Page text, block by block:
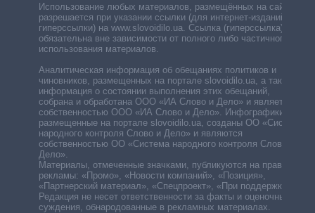
Использование любых материалов, размещённых на сайте,
разрешается при указании ссылки (для интернет-изданий —
гиперссылки) на www.slovoidilo.ua. Ссылка (гиперссылка)
обязательна вне зависимости от полного либо частичного
использования материалов.
Аналитическая информация об обещаниях политиков и
чиновников, размещенных на портале slovoidilo.ua, а также
информация о состоянии выполнения этих обещаний,
собрана и обработана ООО «ИА Слово и Дело» и является
собственностью ООО «ИА Слово и Дело». Инфографики,
размещенные на портале slovoidilo.ua, созданы ОО «Система
народного контроля Слово и Дело» и являются
собственностью ОО «Система народного контроля Слово и
Дело».
Материалы, отмеченные значками, публикуются на правах
рекламы: «Промо», «Новости компаний», «Позиция»,
«Партнерский материал», «Спецпроект», «При поддержке».
Редакция не несет ответственности за факты и оценочные
суждения, обнародованные в рекламных материалах.